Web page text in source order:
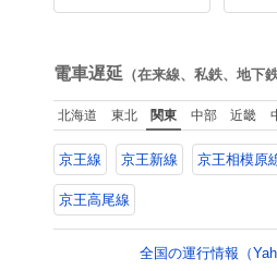
味に痛い。 その後、
数
数
電車遅延 （在来線、私鉄、地下鉄
北海道 東北 関東 中部 近畿
京王線 京王新線 京王相模原
京王高尾線
全国の運行情報（